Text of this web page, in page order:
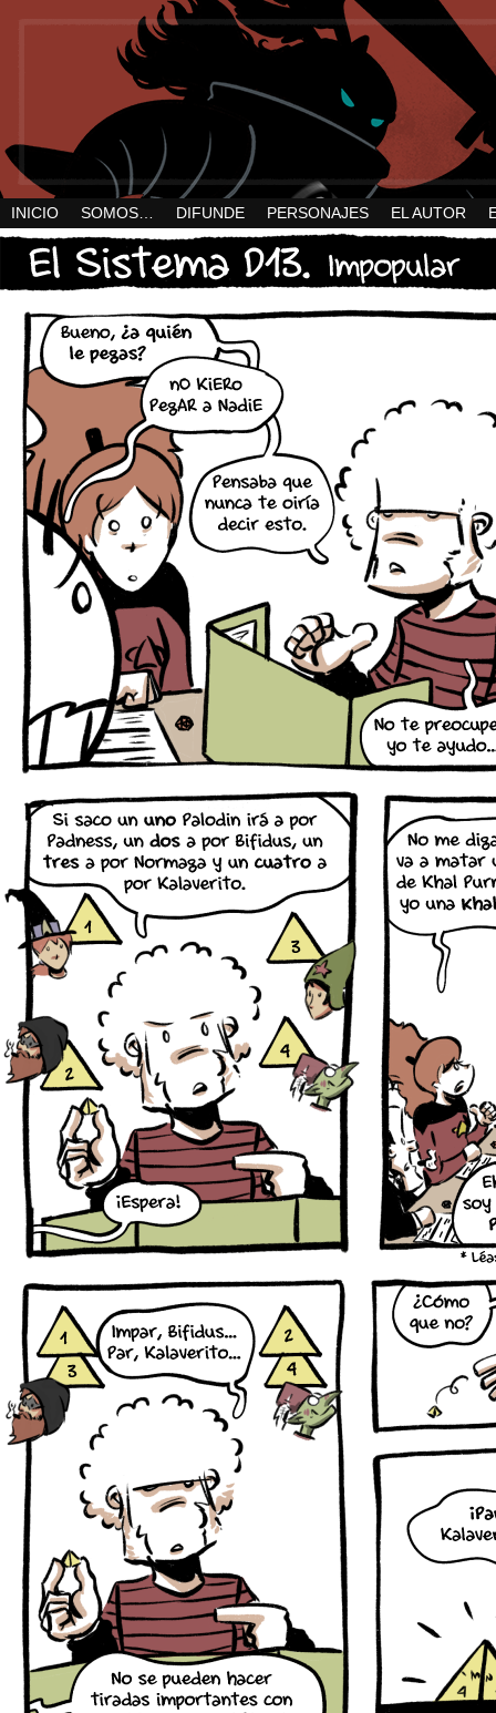
INICIO SOMOS… DIFUNDE PERSONAJES EL AUTOR